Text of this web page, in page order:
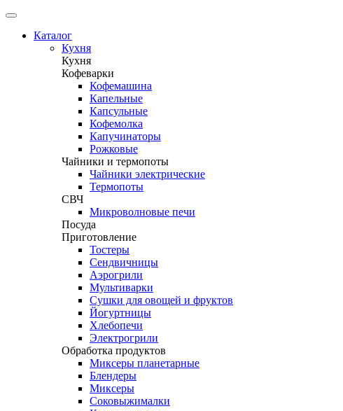
Каталог
Кухня
Кухня
Кофеварки
Кофемашина
Капельные
Капсульные
Кофемолка
Капучинаторы
Рожковые
Чайники и термопоты
Чайники электрические
Термопоты
СВЧ
Микроволновые печи
Посуда
Приготовление
Тостеры
Сендвичницы
Аэрогрили
Мультиварки
Сушки для овощей и фруктов
Йогуртницы
Хлебопечи
Электрогрили
Обработка продуктов
Миксеры планетарные
Блендеры
Миксеры
Соковыжималки